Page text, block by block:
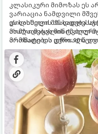
კლასიკური მიმოზას ეს
ვარიაცია ნამდვილი
დილისთვის ან
ახალი მაყვლის ტკბილ-
არომატი და ცქრიალა
დახვეწილ და
ეს სასმელი მზადდება
მომზადებას
მომზადების დრო: 10